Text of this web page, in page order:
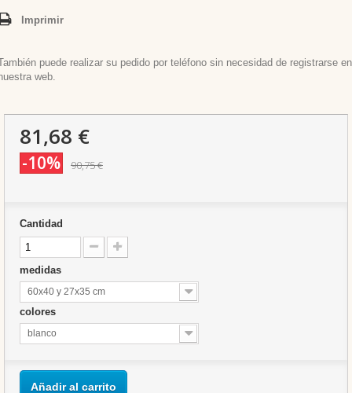
Imprimir
puede realizar su pedido por teléfono sin necesidad de registrarse en
web.
81,68 €
-10% 90,75 €
Cantidad
medidas
60x40 y 27x35 cm
colores
blanco
Añadir al carrito